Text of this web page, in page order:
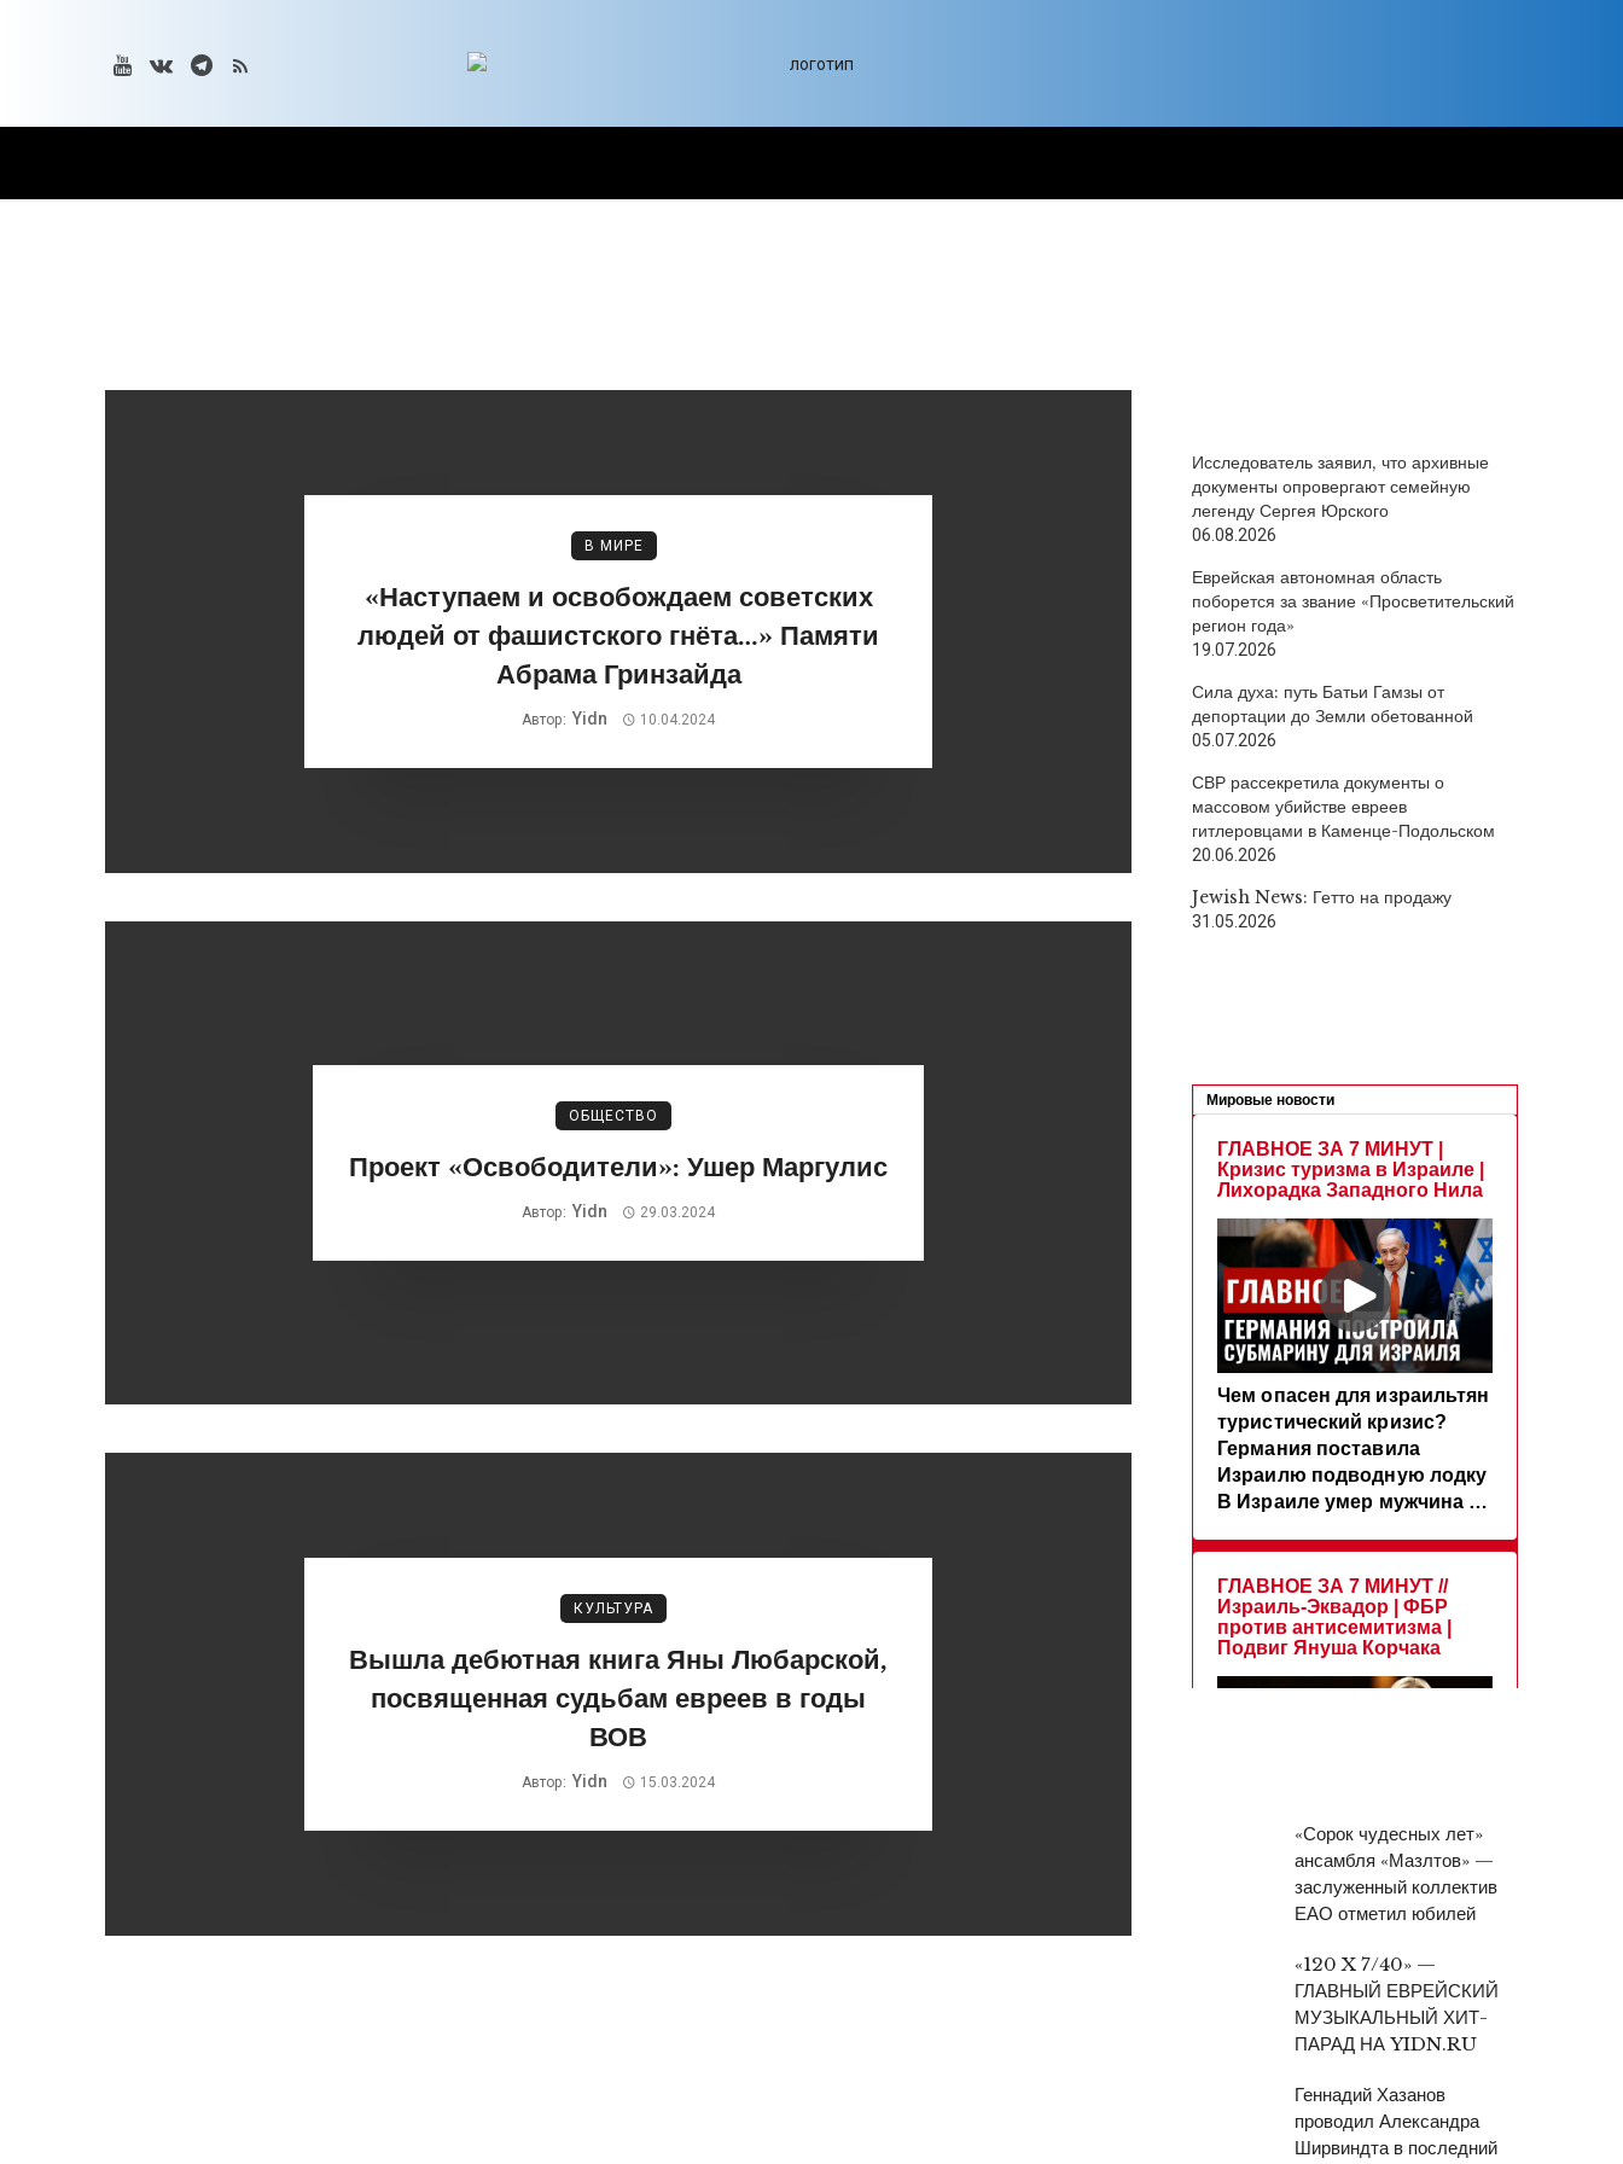
В МИРЕ
«Наступаем и освобождаем советских
людей от фашистского гнёта…» Памяти
Абрама Гринзайда
Автор: Yidn 10.04.2024
ОБЩЕСТВО
Проект «Освободители»: Ушер Маргулис
Автор: Yidn 29.03.2024
КУЛЬТУРА
Вышла дебютная книга Яны Любарской,
посвященная судьбам евреев в годы
ВОВ
Автор: Yidn 15.03.2024
Исследователь заявил, что архивные
документы опровергают семейную
легенду Сергея Юрского
06.08.2026
Еврейская автономная область
поборется за звание «Просветительский
регион года»
19.07.2026
Сила духа: путь Батьи Гамзы от
депортации до Земли обетованной
05.07.2026
СВР рассекретила документы о
массовом убийстве евреев
гитлеровцами в Каменце-Подольском
20.06.2026
Jewish News: Гетто на продажу
31.05.2026
«Сорок чудесных лет»
ансамбля «Мазлтов» —
заслуженный коллектив
ЕАО отметил юбилей
«120 X 7/40» —
ГЛАВНЫЙ ЕВРЕЙСКИЙ
МУЗЫКАЛЬНЫЙ ХИТ-
ПАРАД НА YIDN.RU
Геннадий Хазанов
проводил Александра
Ширвиндта в последний